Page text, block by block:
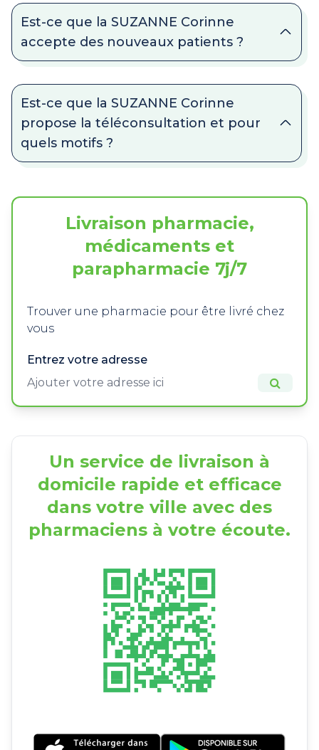
Est-ce que la SUZANNE Corinne
accepte des nouveaux patients ?
Est-ce que la SUZANNE Corinne
propose la téléconsultation et pour
quels motifs ?
Livraison pharmacie,
médicaments et
parapharmacie 7j/7
Trouver une pharmacie pour être livré chez
vous
Entrez votre adresse
Un service de livraison à
domicile rapide et efficace
dans votre ville avec des
pharmaciens à votre écoute.